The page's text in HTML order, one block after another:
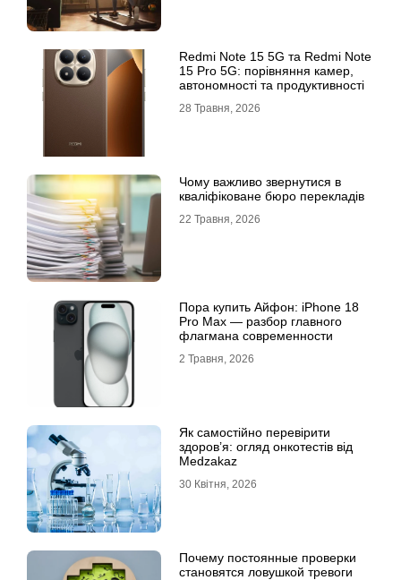
Redmi Note 15 5G та Redmi Note
15 Pro 5G: порівняння камер,
автономності та продуктивності
28 Травня, 2026
Чому важливо звернутися в
кваліфіковане бюро перекладів
22 Травня, 2026
Пора купить Айфон: iPhone 18
Pro Max — разбор главного
флагмана современности
2 Травня, 2026
Як самостійно перевірити
здоров’я: огляд онкотестів від
Medzakaz
30 Квітня, 2026
Почему постоянные проверки
становятся ловушкой тревоги